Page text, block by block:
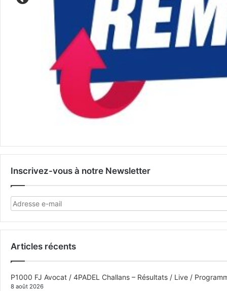
Inscrivez-vous à notre Newsletter
Articles récents
P1000 FJ Avocat / 4PADEL Challans – Résultats / Live /
8 août 2026